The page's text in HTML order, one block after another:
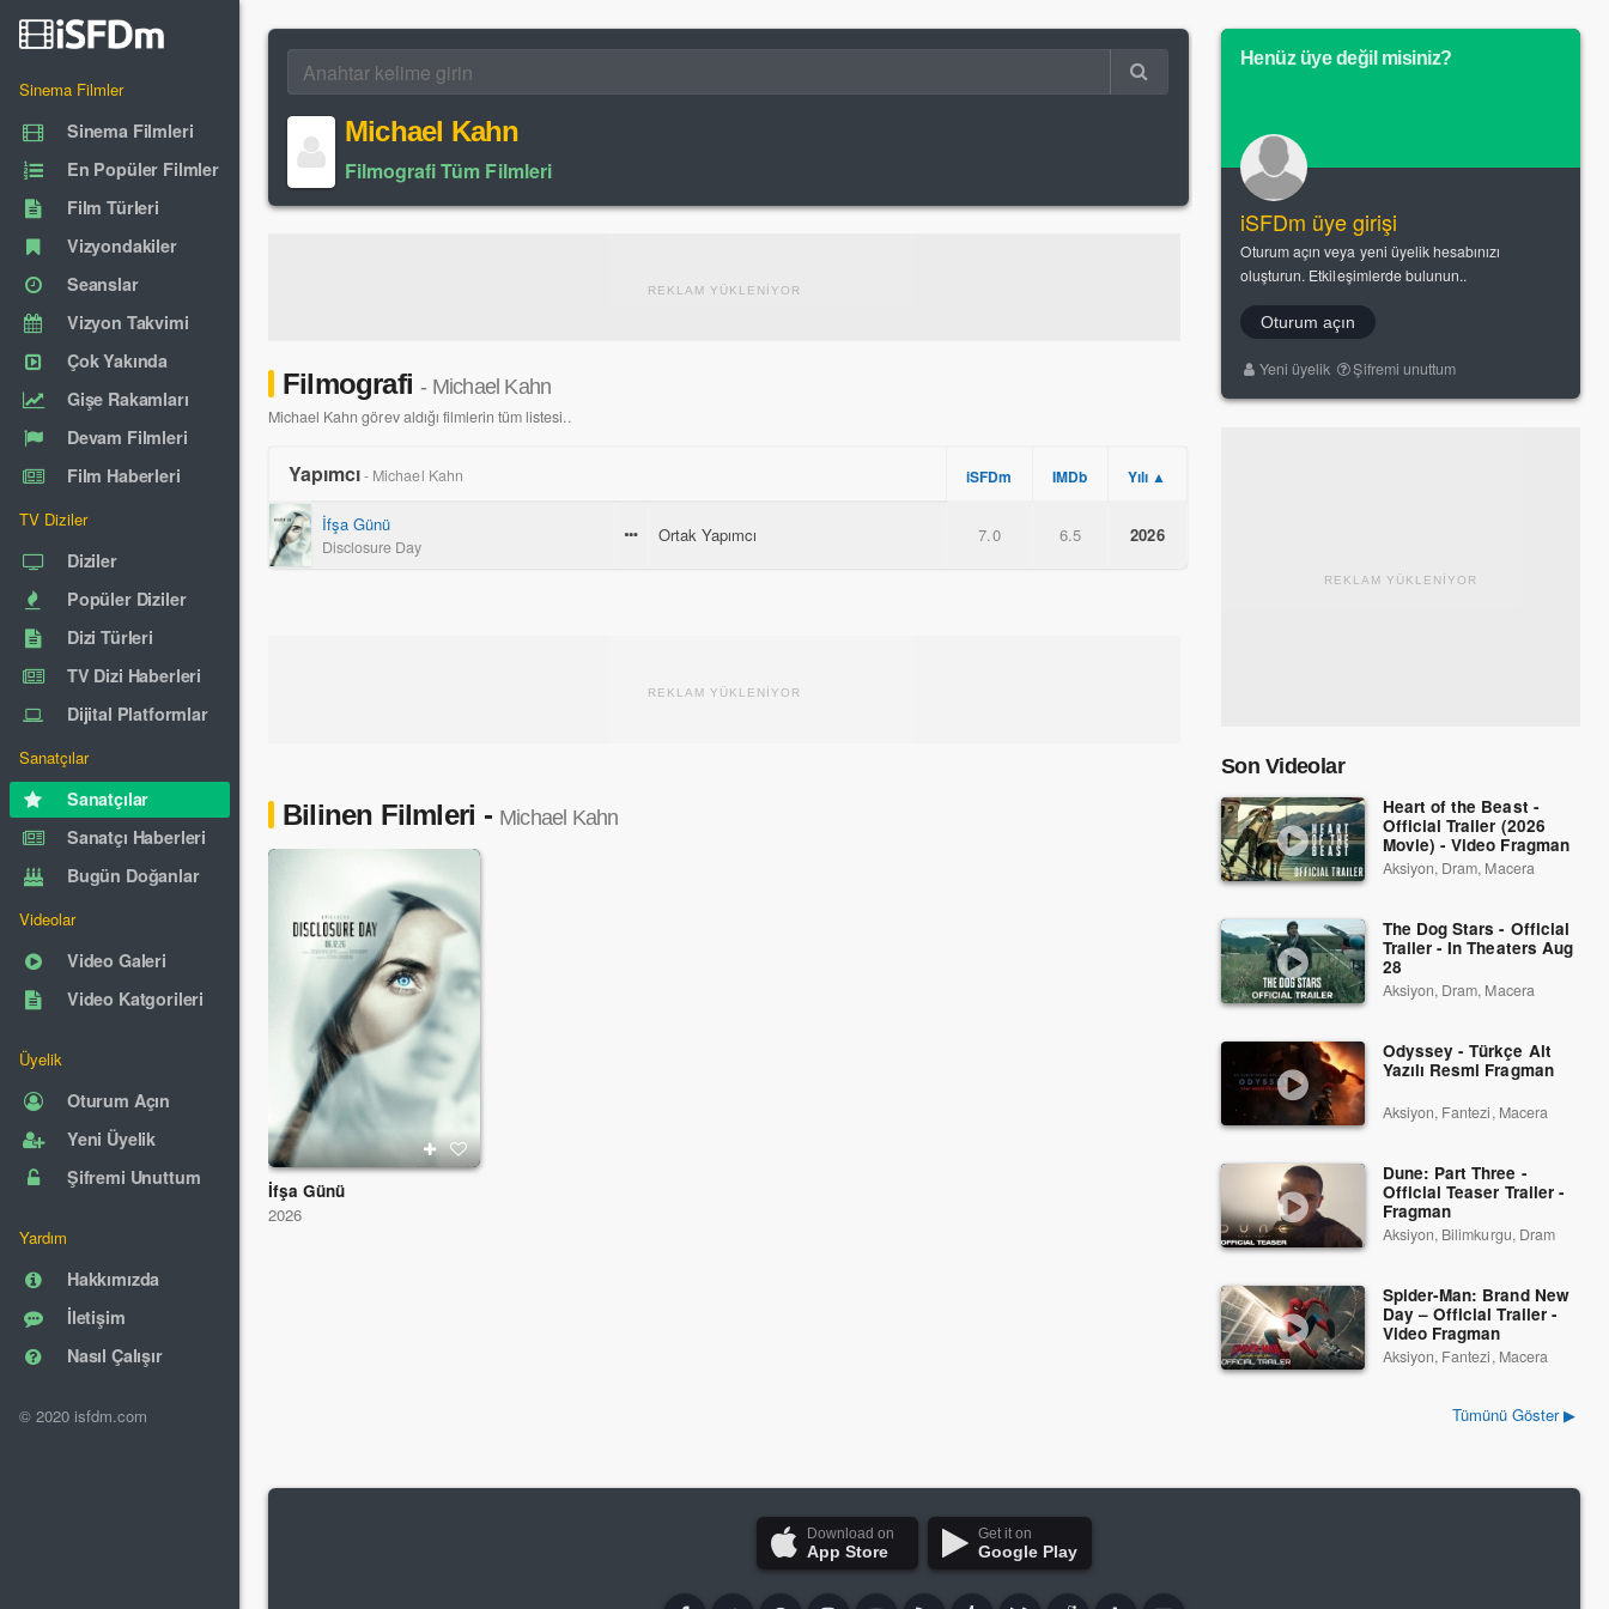
Sinema Filmler
Sinema Filmleri
En Popüler Filmler
Film Türleri
Vizyondakiler
Seanslar
Vizyon Takvimi
Çok Yakında
Gişe Rakamları
Devam Filmleri
Film Haberleri
TV Diziler
Diziler
Popüler Diziler
Dizi Türleri
TV Dizi Haberleri
Dijital Platformlar
Sanatçılar
Sanatçılar
Sanatçı Haberleri
Bugün Doğanlar
Videolar
Video Galeri
Video Katgorileri
Üyelik
Oturum Açın
Yeni Üyelik
Şifremi Unuttum
Yardım
Hakkımızda
İletişim
Nasıl Çalışır
© 2020 isfdm.com
Michael Kahn
Filmografi Tüm Filmleri
REKLAM YÜKLENİYOR
Filmografi- Michael Kahn
Michael Kahn görev aldığı filmlerin tüm listesi..
Yapımcı- Michael Kahn iSFDm IMDb Yılı ▲
İfşa Günü
Disclosure Day
Ortak Yapımcı 7.0 6.5 2026
REKLAM YÜKLENİYOR
Bilinen Filmleri - Michael Kahn
İfşa Günü
2026
Henüz üye değil misiniz?
iSFDm üye girişi
Oturum açın veya yeni üyelik hesabınızı
oluşturun. Etkileşimlerde bulunun..
Oturum açın
Yeni üyelik Şifremi unuttum
REKLAM YÜKLENİYOR
Son Videolar
Heart of the Beast -
Official Trailer (2026
Movie) - Video Fragman
Aksiyon, Dram, Macera
The Dog Stars - Official
Trailer - In Theaters Aug
28
Aksiyon, Dram, Macera
Odyssey - Türkçe Alt
Yazılı Resmi Fragman
Aksiyon, Fantezi, Macera
Dune: Part Three -
Official Teaser Trailer -
Fragman
Aksiyon, Bilimkurgu, Dram
Spider-Man: Brand New
Day – Official Trailer -
Video Fragman
Aksiyon, Fantezi, Macera
Tümünü Göster ▶
Download on
App Store
Get it on
Google Play